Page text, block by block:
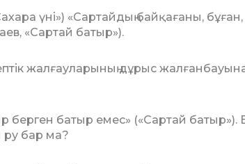
үні») «Сартайдың бай­қағаны, бұған,
«Сартай ба­тыр»).
жалғауларының дұ­рыс
берген батыр емес» («Сартай батыр»).
ру бар ма?